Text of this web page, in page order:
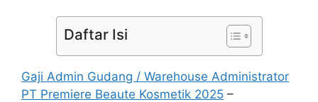
Daftar Isi
Gaji Admin Gudang / Warehouse Administrator
PT Premiere Beaute Kosmetik 2025 –